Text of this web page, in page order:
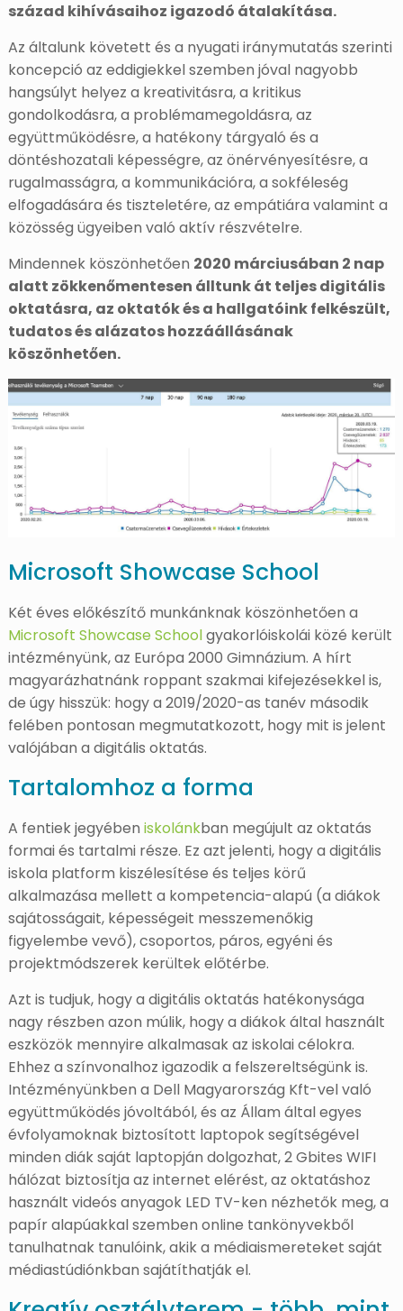
század kihívásaihoz igazodó átalakítása.
Az általunk követett és a nyugati iránymutatás szerinti
koncepció az eddigiekkel szemben jóval nagyobb
hangsúlyt helyez a kreativitásra, a kritikus
gondolkodásra, a problémamegoldásra, az
együttműködésre, a hatékony tárgyaló és a
döntéshozatali képességre, az önérvényesítésre, a
rugalmasságra, a kommunikációra, a sokféleség
elfogadására és tiszteletére, az empátiára valamint a
közösség ügyeiben való aktív részvételre.
Mindennek köszönhetően 2020 márciusában 2 nap
alatt zökkenőmentesen álltunk át teljes digitális
oktatásra, az oktatók és a hallgatóink felkészült,
tudatos és alázatos hozzáállásának
köszönhetően.
Microsoft Showcase School
Két éves előkészítő munkánknak köszönhetően a
Microsoft Showcase Schoolgyakorlóiskolái közé került
intézményünk, az Európa 2000 Gimnázium. A hírt
magyarázhatnánk roppant szakmai kifejezésekkel is,
de úgy hisszük: hogy a 2019/2020-as tanév második
felében pontosan megmutatkozott, hogy mit is jelent
valójában a digitális oktatás.
Tartalomhoz a forma
A fentiek jegyében iskolánkban megújult az oktatás
formai és tartalmi része. Ez azt jelenti, hogy a digitális
iskola platform kiszélesítése és teljes körű
alkalmazása mellett a kompetencia-alapú (a diákok
sajátosságait, képességeit messzemenőkig
figyelembe vevő), csoportos, páros, egyéni és
projektmódszerek kerültek előtérbe.
Azt is tudjuk, hogy a digitális oktatás hatékonysága
nagy részben azon múlik, hogy a diákok által használt
eszközök mennyire alkalmasak az iskolai célokra.
Ehhez a színvonalhoz igazodik a felszereltségünk is.
Intézményünkben a Dell Magyarország Kft-vel való
együttműködés jóvoltából, és az Állam által egyes
évfolyamoknak biztosított laptopok segítségével
minden diák saját laptopján dolgozhat, 2 Gbites WIFI
hálózat biztosítja az internet elérést, az oktatáshoz
használt videós anyagok LED TV-ken nézhetők meg, a
papír alapúakkal szemben online tankönyvekből
tanulhatnak tanulóink, akik a médiaismereteket saját
médiastúdiónkban sajátíthatják el.